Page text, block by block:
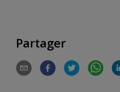
Partager